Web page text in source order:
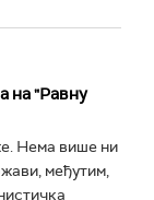
на "Равну
Нема више ни
међутим,